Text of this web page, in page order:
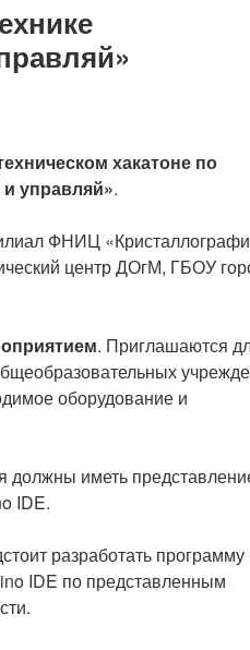
хакатоне по
управляй».
ФНИЦ
центр ДОгМ, ГБОУ
. Приглашаются
оборудование и
должны иметь
IDE.
разработать программу
IDE по представленным